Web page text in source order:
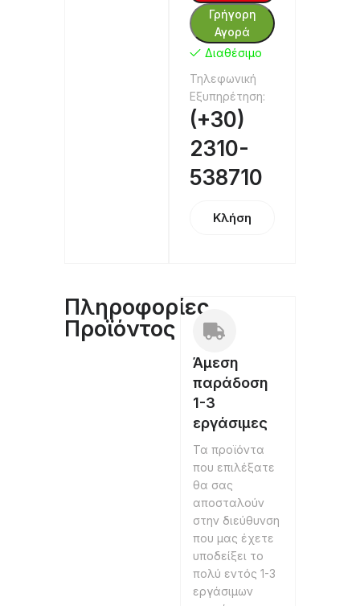
Γρήγορη
Αγορά
Διαθέσιμο
Τηλεφωνική
Εξυπηρέτηση:
(+30)
2310-
538710
Κλήση
Πληροφορίες
Προϊόντος
Άμεση
παράδοση
1-3
εργάσιμες
Τα προϊόντα
που επιλέξατε
θα σας
αποσταλούν
στην διεύθυνση
που μας έχετε
υποδείξει το
πολύ εντός 1-3
εργάσιμων